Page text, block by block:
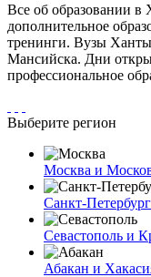
Все об образовании
дополнительное
тренинги. Вузы
Мансийска. Дни
профессиональное
Выберите регион
Москва и
Санкт-
Севастополь и
Абакан и